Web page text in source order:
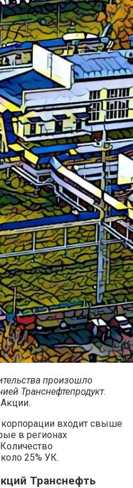
произошло
Транснефтепродукт.
входит свыше
в регионах
25% УК.
Транснефть